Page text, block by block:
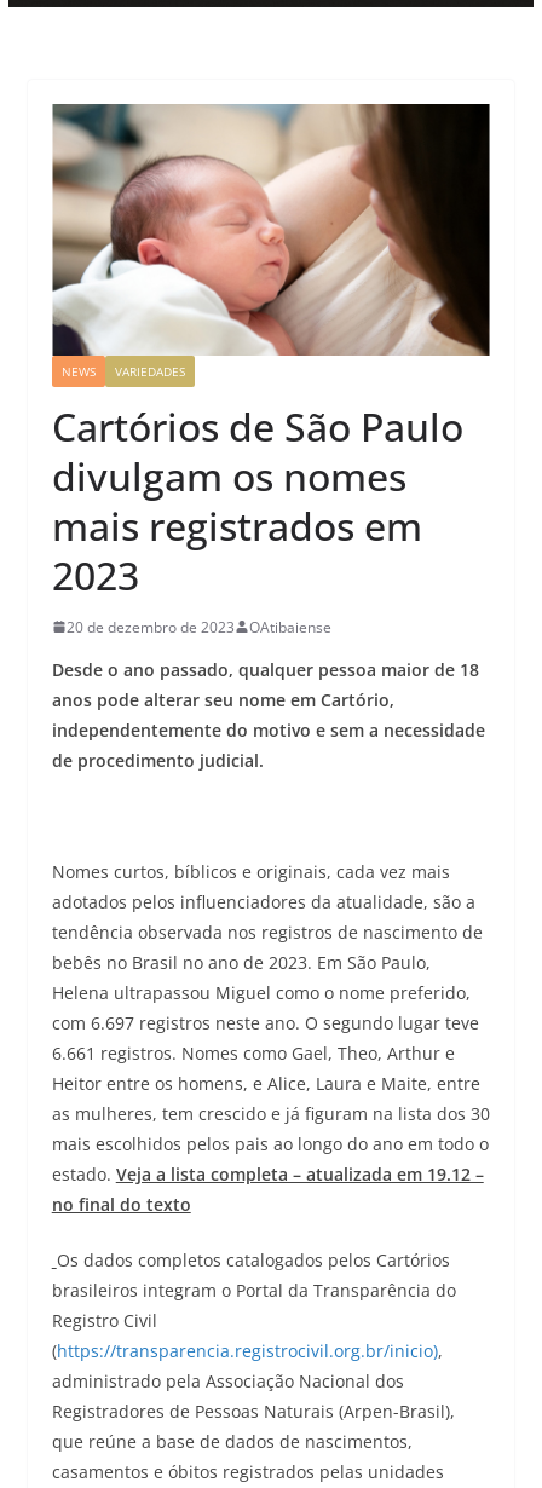
NEWS VARIEDADES
Cartórios de São Paulo
divulgam os nomes
mais registrados em
2023
20 de dezembro de 2023 OAtibaiense
Desde o ano passado, qualquer pessoa maior de 18
anos pode alterar seu nome em Cartório,
independentemente do motivo e sem a necessidade
de procedimento judicial.
Nomes curtos, bíblicos e originais, cada vez mais
adotados pelos influenciadores da atualidade, são a
tendência observada nos registros de nascimento de
bebês no Brasil no ano de 2023. Em São Paulo,
Helena ultrapassou Miguel como o nome preferido,
com 6.697 registros neste ano. O segundo lugar teve
6.661 registros. Nomes como Gael, Theo, Arthur e
Heitor entre os homens, e Alice, Laura e Maite, entre
as mulheres, tem crescido e já figuram na lista dos 30
mais escolhidos pelos pais ao longo do ano em todo o
estado. Veja a lista completa – atualizada em 19.12 –
no final do texto
Os dados completos catalogados pelos Cartórios
brasileiros integram o Portal da Transparência do
Registro Civil
(https://transparencia.registrocivil.org.br/inicio),
administrado pela Associação Nacional dos
Registradores de Pessoas Naturais (Arpen-Brasil),
que reúne a base de dados de nascimentos,
casamentos e óbitos registrados pelas unidades